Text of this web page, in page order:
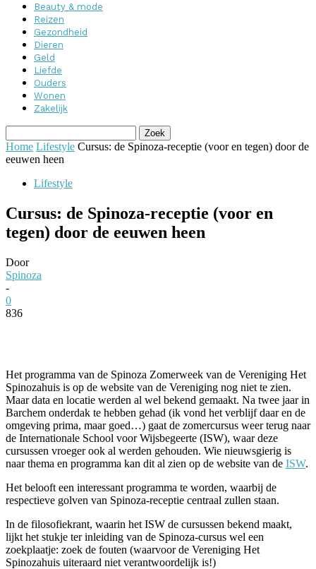
Beauty & mode
Reizen
Gezondheid
Dieren
Geld
Liefde
Ouders
Wonen
Zakelijk
Home Lifestyle Cursus: de Spinoza-receptie (voor en tegen) door de
eeuwen heen
Lifestyle
Cursus: de Spinoza-receptie (voor en
tegen) door de eeuwen heen
Door
Spinoza
-
0
836
Het programma van de Spinoza Zomerweek van de Vereniging Het
Spinozahuis is op de website van de Vereniging nog niet te zien.
Maar data en locatie werden al wel bekend gemaakt. Na twee jaar in
Barchem onderdak te hebben gehad (ik vond het verblijf daar en de
omgeving prima, maar goed…) gaat de zomercursus weer terug naar
de Internationale School voor Wijsbegeerte (ISW), waar deze
cursussen vroeger ook al werden gehouden. Wie nieuwsgierig is
naar thema en programma kan dit al zien op de website van de ISW.
Het belooft een interessant programma te worden, waarbij de
respectieve golven van Spinoza-receptie centraal zullen staan.
In de filosofiekrant, waarin het ISW de cursussen bekend maakt,
lijkt het stukje ter inleiding van de Spinoza-cursus wel een
zoekplaatje: zoek de fouten (waarvoor de Vereniging Het
Spinozahuis uiteraard niet verantwoordelijk is!)